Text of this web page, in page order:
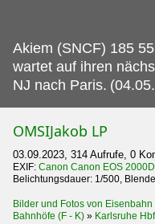
Akiem (SNCF) 185
wartet auf ihren
NJ nach Paris.
OMSIJakob LP
03.09.2023, 314 Aufrufe, 0
EXIF: Canon Canon EOS 2000D
Belichtungsdauer: 1/500,
Bilder und Fotos von Eisenbahn
Bahnhöfe (F - K) » Karlsruhe